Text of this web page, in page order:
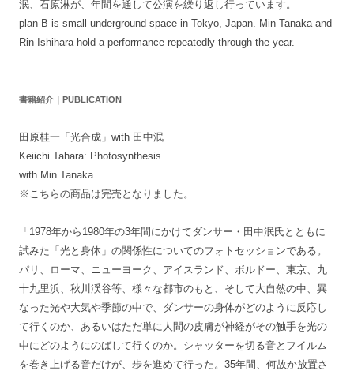
泯、石原淋が、年間を通して公演を繰り返し行っています。
plan-B is small underground space in Tokyo, Japan. Min Tanaka and
Rin Ishihara hold a performance repeatedly through the year.
書籍紹介｜PUBLICATION
田原桂一「光合成」with 田中泯
Keiichi Tahara: Photosynthesis
with Min Tanaka
※こちらの商品は完売となりました。
「1978年から1980年の3年間にかけてダンサー・田中泯氏とともに
試みた「光と身体」の関係性についてのフォトセッションである。
パリ、ローマ、ニューヨーク、アイスランド、ボルドー、東京、九
十九里浜、秋川渓谷等、様々な都市のもと、そして大自然の中、異
なった光や大気や季節の中で、ダンサーの身体がどのように反応し
て行くのか、あるいはただ単に人間の皮膚が神経がその触手を光の
中にどのようにのばして行くのか。シャッターを切る音とフイルム
を巻き上げる音だけが、歩を進めて行った。35年間、何故か放置さ